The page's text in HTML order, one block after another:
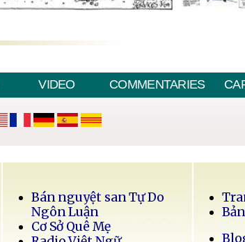
VIDEO COMMENTARIES
Bán nguyệt san Tự Do
Ngôn Luận
Cơ Sở Quê Mẹ